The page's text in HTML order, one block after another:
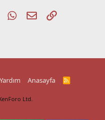
TumblrWhatsApp
E-postaLink
Yardım Anasayfa
R
Ltd.